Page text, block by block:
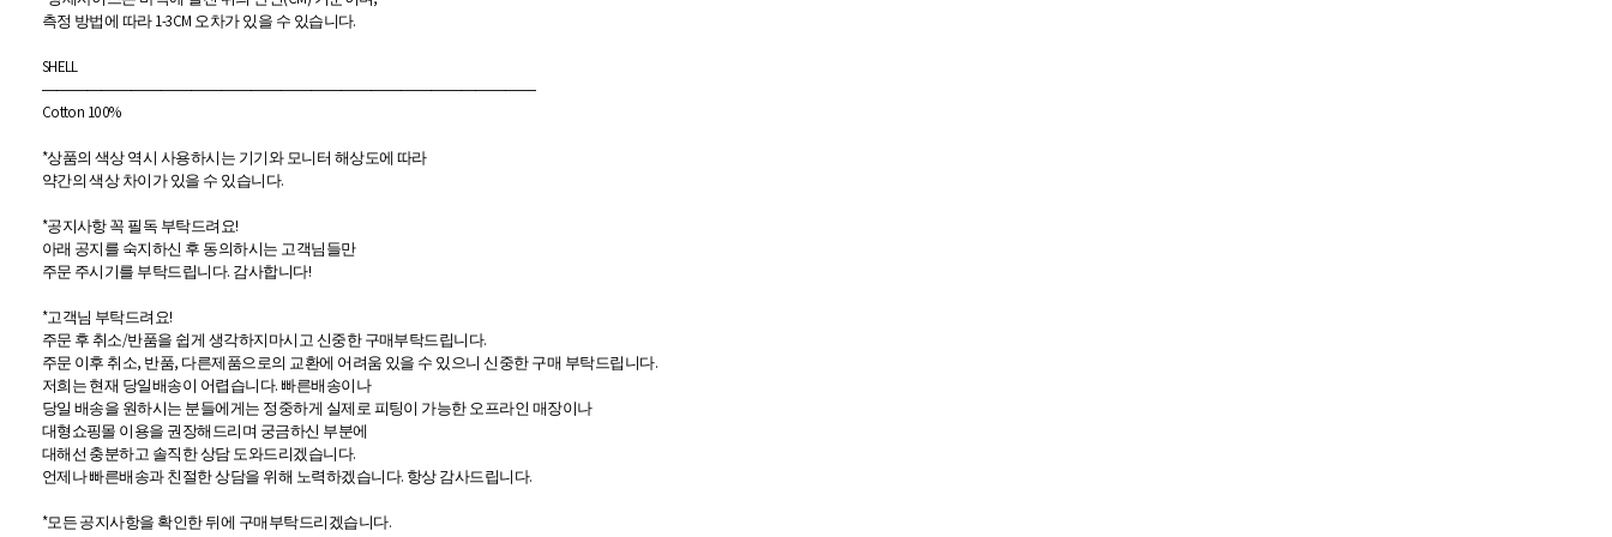
측정 방법에 따라 1-3CM 오차가 있을 수 있습니다.
SHELL
―――――――――――――――――――――――――――――――――
Cotton 100%
*상품의 색상 역시 사용하시는 기기와 모니터 해상도에 따라
약간의 색상 차이가 있을 수 있습니다.
*공지사항 꼭 필독 부탁드려요!
아래 공지를 숙지하신 후 동의하시는 고객님들만
주문 주시기를 부탁드립니다. 감사합니다!
*고객님 부탁드려요!
주문 후 취소/반품을 쉽게 생각하지마시고 신중한 구매부탁드립니다.
주문 이후 취소, 반품, 다른제품으로의 교환에 어려움 있을 수 있으니 신중한 구매 부탁드립니다.
저희는 현재 당일배송이 어렵습니다. 빠른배송이나
당일 배송을 원하시는 분들에게는 정중하게 실제로 피팅이 가능한 오프라인 매장이나
대형쇼핑몰 이용을 권장해드리며 궁금하신 부분에
대해선 충분하고 솔직한 상담 도와드리겠습니다.
언제나 빠른배송과 친절한 상담을 위해 노력하겠습니다. 항상 감사드립니다.
*모든 공지사항을 확인한 뒤에 구매부탁드리겠습니다.